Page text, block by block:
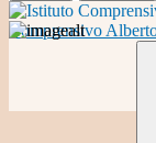
Comprensivo